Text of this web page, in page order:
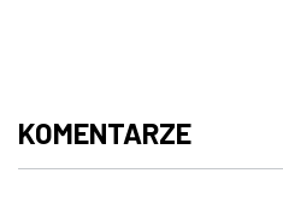
KOMENTARZE